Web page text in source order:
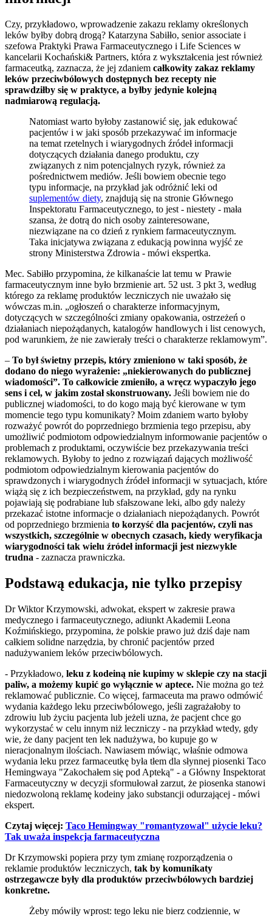
Czy, przykładowo, wprowadzenie zakazu reklamy określonych
leków byłby dobrą drogą? Katarzyna Sabiłło, senior associate i
szefowa Praktyki Prawa Farmaceutycznego i Life Sciences w
kancelarii Kochański& Partners, która z wykształcenia jest również
farmaceutką, zaznacza, że jej zdaniem całkowity zakaz reklamy
leków przeciwbólowych dostępnych bez recepty nie
sprawdziłby się w praktyce, a byłby jedynie kolejną
nadmiarową regulacją.
Natomiast warto byłoby zastanowić się, jak edukować
pacjentów i w jaki sposób przekazywać im informacje
na temat rzetelnych i wiarygodnych źródeł informacji
dotyczących działania danego produktu, czy
związanych z nim potencjalnych ryzyk, również za
pośrednictwem mediów. Jeśli bowiem obecnie tego
typu informacje, na przykład jak odróżnić leki od
suplementów diety, znajdują się na stronie Głównego
Inspektoratu Farmaceutycznego, to jest - niestety - mała
szansa, że dotrą do nich osoby zainteresowane,
niezwiązane na co dzień z rynkiem farmaceutycznym.
Taka inicjatywa związana z edukacją powinna wyjść ze
strony Ministerstwa Zdrowia - mówi ekspertka.
Mec. Sabiłło przypomina, że kilkanaście lat temu w Prawie
farmaceutycznym inne było brzmienie art. 52 ust. 3 pkt 3, według
którego za reklamę produktów leczniczych nie uważało się
wówczas m.in. „ogłoszeń o charakterze informacyjnym,
dotyczących w szczególności zmiany opakowania, ostrzeżeń o
działaniach niepożądanych, katalogów handlowych i list cenowych,
pod warunkiem, że nie zawierały treści o charakterze reklamowym”.
– To był świetny przepis, który zmieniono w taki sposób, że
dodano do niego wyrażenie: „niekierowanych do publicznej
wiadomości”. To całkowicie zmieniło, a wręcz wypaczyło jego
sens i cel, w jakim został skonstruowany. Jeśli bowiem nie do
publicznej wiadomości, to do kogo mają być kierowane w tym
momencie tego typu komunikaty? Moim zdaniem warto byłoby
rozważyć powrót do poprzedniego brzmienia tego przepisu, aby
umożliwić podmiotom odpowiedzialnym informowanie pacjentów o
problemach z produktami, oczywiście bez przekazywania treści
reklamowych. Byłoby to jedno z rozwiązań dających możliwość
podmiotom odpowiedzialnym kierowania pacjentów do
sprawdzonych i wiarygodnych źródeł informacji w sytuacjach, które
wiążą się z ich bezpieczeństwem, na przykład, gdy na rynku
pojawiają się podrabiane lub sfałszowane leki, albo gdy należy
przekazać istotne informacje o działaniach niepożądanych. Powrót
od poprzedniego brzmienia to korzyść dla pacjentów, czyli nas
wszystkich, szczególnie w obecnych czasach, kiedy weryfikacja
wiarygodności tak wielu źródeł informacji jest niezwykle
trudna - zaznacza prawniczka.
Podstawą edukacja, nie tylko przepisy
Dr Wiktor Krzymowski, adwokat, ekspert w zakresie prawa
medycznego i farmaceutycznego, adiunkt Akademii Leona
Koźmińskiego, przypomina, że polskie prawo już dziś daje nam
całkiem solidne narzędzia, by chronić pacjentów przed
nadużywaniem leków przeciwbólowych.
- Przykładowo, leku z kodeiną nie kupimy w sklepie czy na stacji
paliw, a możemy kupić go wyłącznie w aptece. Nie można go też
reklamować publicznie. Co więcej, farmaceuta ma prawo odmówić
wydania każdego leku przeciwbólowego, jeśli zagrażałoby to
zdrowiu lub życiu pacjenta lub jeżeli uzna, że pacjent chce go
wykorzystać w celu innym niż leczniczy - na przykład wtedy, gdy
wie, że dany pacjent ten lek nadużywa, bo kupuje go w
nieracjonalnym ilościach. Nawiasem mówiąc, właśnie odmowa
wydania leku przez farmaceutkę była tłem dla słynnej piosenki Taco
Hemingwaya "Zakochałem się pod Apteką" - a Główny Inspektorat
Farmaceutyczny w decyzji sformułował zarzut, że piosenka stanowi
niedozwoloną reklamę kodeiny jako substancji odurzającej - mówi
ekspert.
Czytaj więcej: Taco Hemingway "romantyzował" użycie leku?
Tak uważa inspekcja farmaceutyczna
Dr Krzymowski popiera przy tym zmianę rozporządzenia o
reklamie produktów leczniczych, tak by komunikaty
ostrzegawcze były dla produktów przeciwbólowych bardziej
konkretne.
Żeby mówiły wprost: tego leku nie bierz codziennie, w